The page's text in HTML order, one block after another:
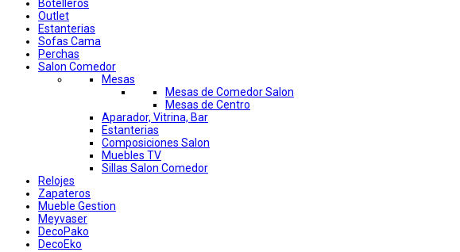
Botelleros
Outlet
Estanterias
Sofas Cama
Perchas
Salon Comedor
Mesas
Mesas de Comedor Salon
Mesas de Centro
Aparador, Vitrina, Bar
Estanterias
Composiciones Salon
Muebles TV
Sillas Salon Comedor
Relojes
Zapateros
Mueble Gestion
Meyvaser
DecoPako
DecoEko